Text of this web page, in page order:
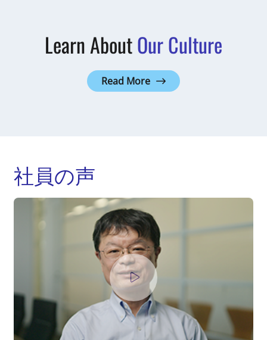
Learn AboutOur Culture
Read More
社員の声